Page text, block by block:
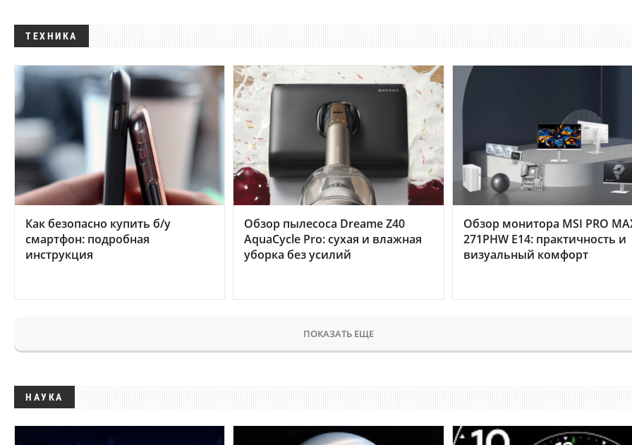
ТЕХНИКА
Как безопасно купить б/у
смартфон: подробная
инструкция
Обзор пылесоса Dreame Z40
AquaCycle Pro: сухая и влажная
уборка без усилий
Обзор монитора MSI PRO
271PHW E14: практичность и
визуальный комфорт
ПОКАЗАТЬ ЕЩЕ
НАУКА